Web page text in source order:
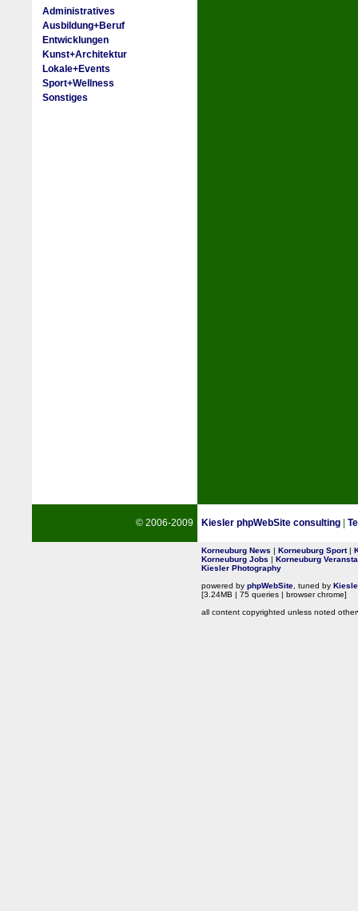
Administratives
Ausbildung+Beruf
Entwicklungen
Kunst+Architektur
Lokale+Events
Sport+Wellness
Sonstiges
© 2006-2009 Kiesler phpWebSite consulting
Korneuburg News | Korneuburg Sport|
Korneuburg Jobs | Korneuburg
Kiesler Photography
powered by phpWebSite , tuned by
[3.24MB | 75 queries | browser chrome]
all content copyrighted unless noted